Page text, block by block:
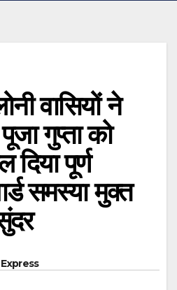
वासियों ने
गुप्ता को
पूर्ण
समस्या मुक्त